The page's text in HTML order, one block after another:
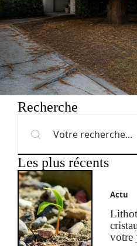
Recherche
Les plus récents
Actu
votre